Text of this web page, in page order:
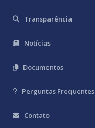
Transparência
Notícias
Documentos
Perguntas Frequentes
Contato